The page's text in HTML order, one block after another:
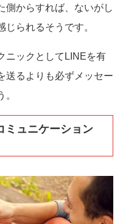
側からすれば、ないがし
られるそうです。
ニックとしてLINEを有
送るよりも必ずメッセー
ミュニケーション